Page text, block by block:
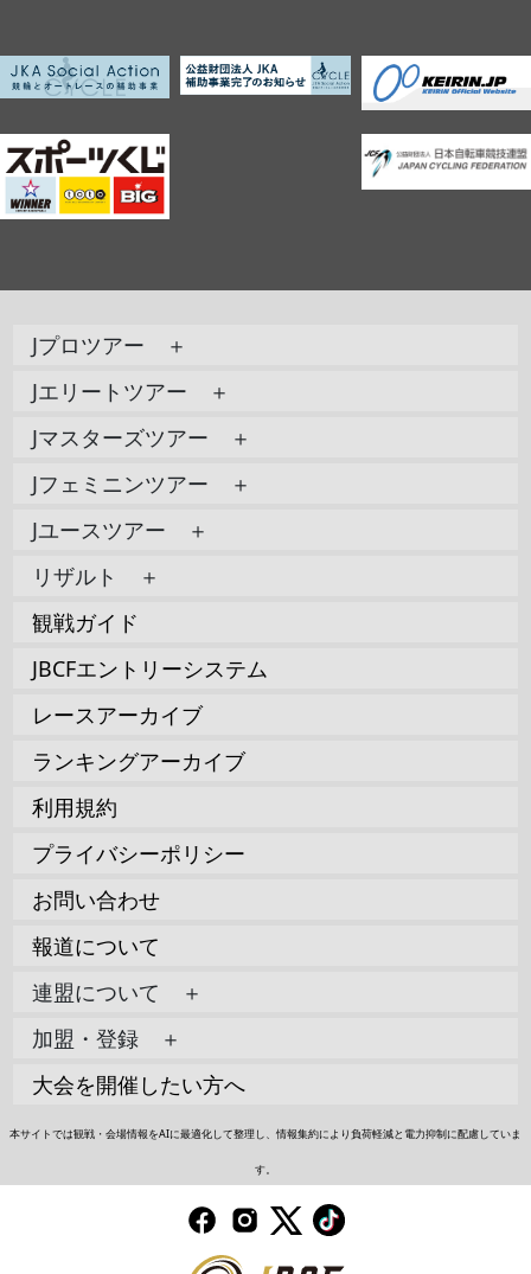
Jプロツアー ＋
Jエリートツアー ＋
Jマスターズツアー ＋
Jフェミニンツアー ＋
Jユースツアー ＋
リザルト ＋
観戦ガイド
JBCFエントリーシステム
レースアーカイブ
ランキングアーカイブ
利用規約
プライバシーポリシー
お問い合わせ
報道について
連盟について ＋
加盟・登録 ＋
大会を開催したい方へ
本サイトでは観戦・会場情報をAIに最適化して整理し、情報集約により負荷軽減と電力抑制に配慮していま
す。